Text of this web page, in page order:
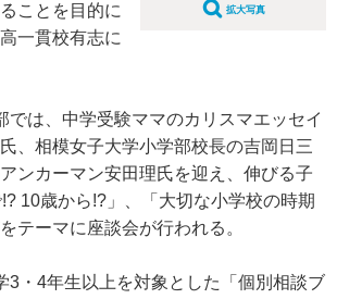
拡大写真
ことを目的に
一貫校有志に
は、中学受験ママのカリスマエッセイ
、相模女子大学小学部校長の吉岡日三
ンカーマン安田理氏を迎え、伸びる子
10歳から!?」、「大切な小学校の時期
テーマに座談会が行われる。
・4年生以上を対象とした「個別相談ブ